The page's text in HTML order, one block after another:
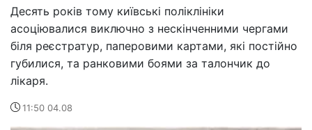
Десять років тому київські поліклініки
асоціювалися виключно з нескінченними чергами
біля реєстратур, паперовими картами, які постійно
губилися, та ранковими боями за талончик до
лікаря.
11:50 04.08